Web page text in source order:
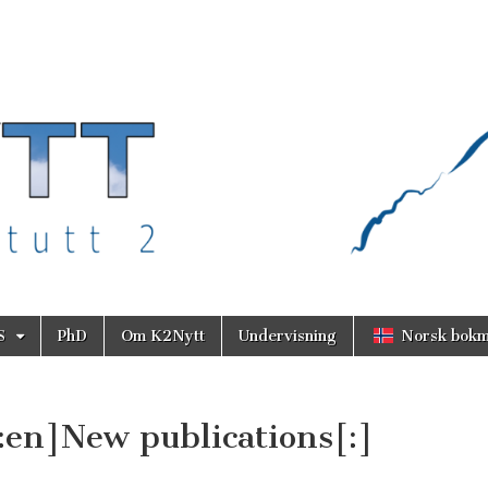
PhD Om K2Nytt Undervisning Norsk
publications[:]